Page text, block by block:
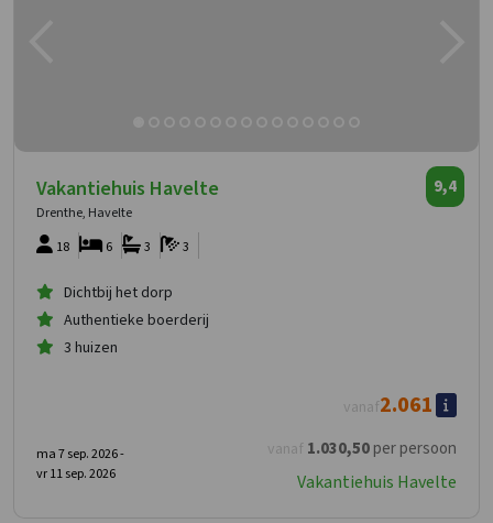
Vakantiehuis Havelte
Drenthe, Havelte
9,4
18 3
3
6
Dichtbij het dorp
Authentieke boerderij
3 huizen
vanaf 1.030,50per persoon
vanaf2.061
ma 7 sep. 2026 -
vr 11 sep. 2026
Vakantiehuis Havelte